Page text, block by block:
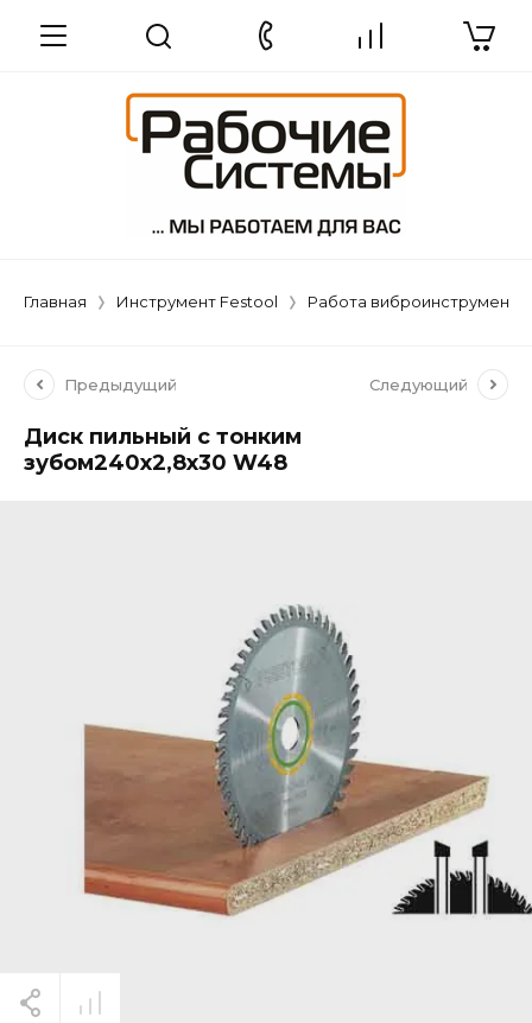
Главная Инструмент Festool Работа
Предыдущий Следующий
Диск пильный с тонким
зубом240x2,8x30 W48